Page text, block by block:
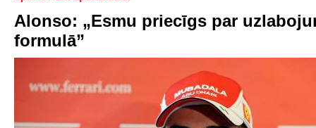
Alonso: „Esmu priecīgs par
formulā”